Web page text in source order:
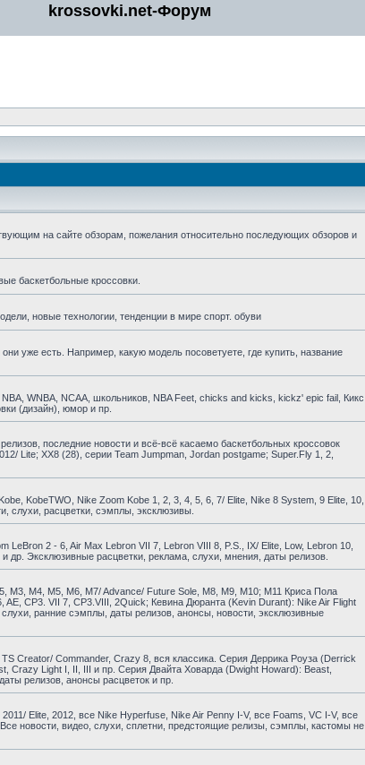
krossovki.net-Форум
на сайте обзорам, пожелания относительно последующих обзоров и
баскетбольные кроссовки.
новые технологии, тенденции в мире спорт. обуви
уже есть. Например, какую модель посоветуете, где купить, название
WNBA, NCAA, школьников, NBA Feet, chicks and kicks, kickz' epic fail, Кикс
(дизайн), юмор и пр.
последние новости и всё-всё касаемо баскетбольных кроссовок
Lite; XX8 (28), серии Team Jumpman, Jordan postgame; Super.Fly 1, 2,
KobeTWO, Nike Zoom Kobe 1, 2, 3, 4, 5, 6, 7/ Elite, Nike 8 System, 9 Elite, 10,
слухи, расцветки, сэмплы, эксклюзивы.
2 - 6, Air Max Lebron VII 7, Lebron VIII 8, P.S., IX/ Elite, Low, Lebron 10,
др. Эксклюзивные расцветки, реклама, слухи, мнения, даты релизов.
M3, M4, M5, M6, M7/ Advance/ Future Sole, M8, M9, M10; M11 Криса Пола
CP3. VII 7, CP3.VIII, 2Quick; Кевина Дюранта (Kevin Durant): Nike Air Flight
ранние сэмплы, даты релизов, анонсы, новости, эксклюзивные
Creator/ Commander, Crazy 8, вся классика. Серия Деррика Роуза (Derrick
Crazy Light I, II, III и пр. Серия Двайта Ховарда (Dwight Howard): Beast,
релизов, анонсы расцветок и пр.
Elite, 2012, все Nike Hyperfuse, Nike Air Penny I-V, все Foams, VC I-V, все
новости, видео, слухи, сплетни, предстоящие релизы, сэмплы, кастомы не